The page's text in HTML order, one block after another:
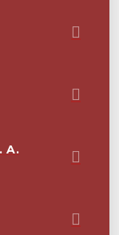
A.